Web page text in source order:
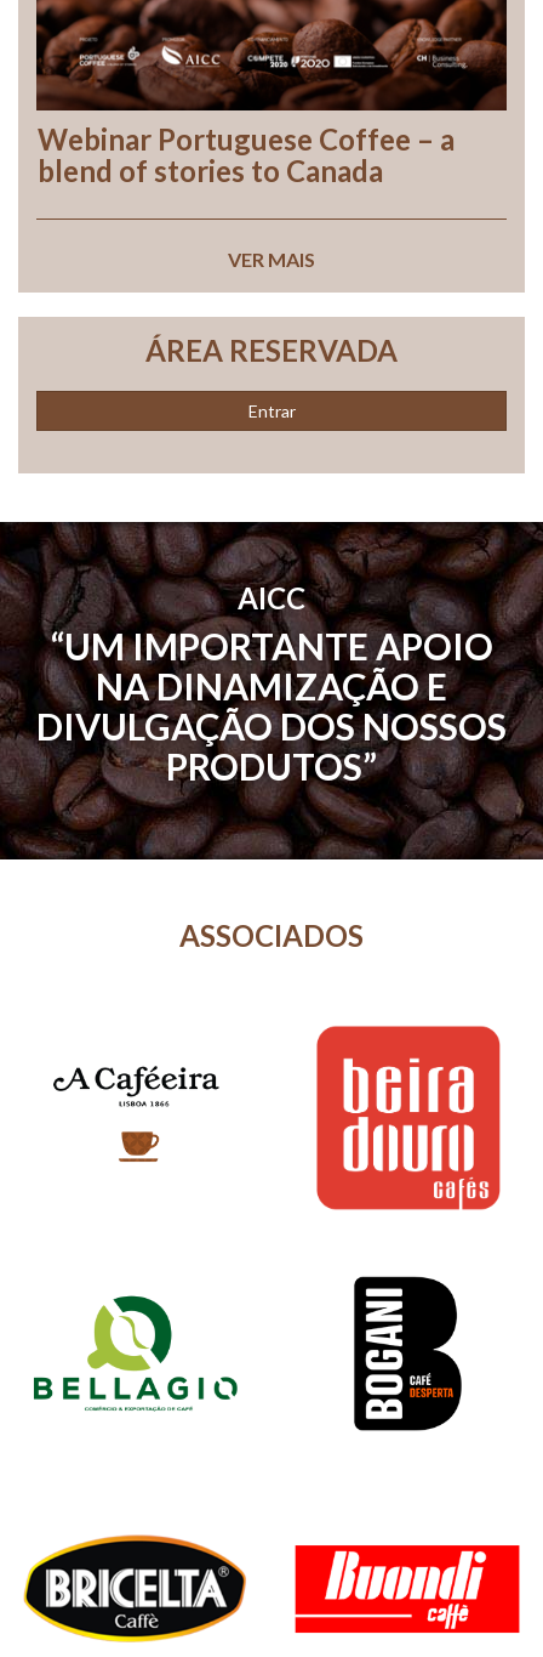
Webinar Portuguese Coffee – a
blend of stories to Canada
VER MAIS
ÁREA RESERVADA
Entrar
AICC
“UM IMPORTANTE APOIO
NA DINAMIZAÇÃO E
DIVULGAÇÃO DOS NOSSOS
PRODUTOS”
ASSOCIADOS